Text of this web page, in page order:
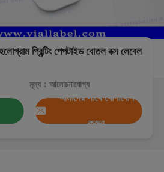
প্রিন্টিং পেপটাইড বোতল বক্স লেবেল
মূল্য：আলোচনাযোগ্য
আমাদের সাথে যোগাযোগ
করুন